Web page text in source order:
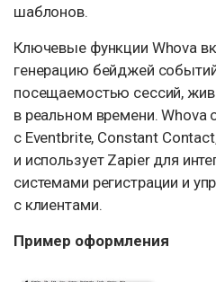
шаблонов.
Ключевые функции Whova
генерацию бейджей
посещаемостью сессий,
в реальном времени. Whova
с Eventbrite, Constant
и использует Zapier для
системами регистрации и
с клиентами.
Пример оформления